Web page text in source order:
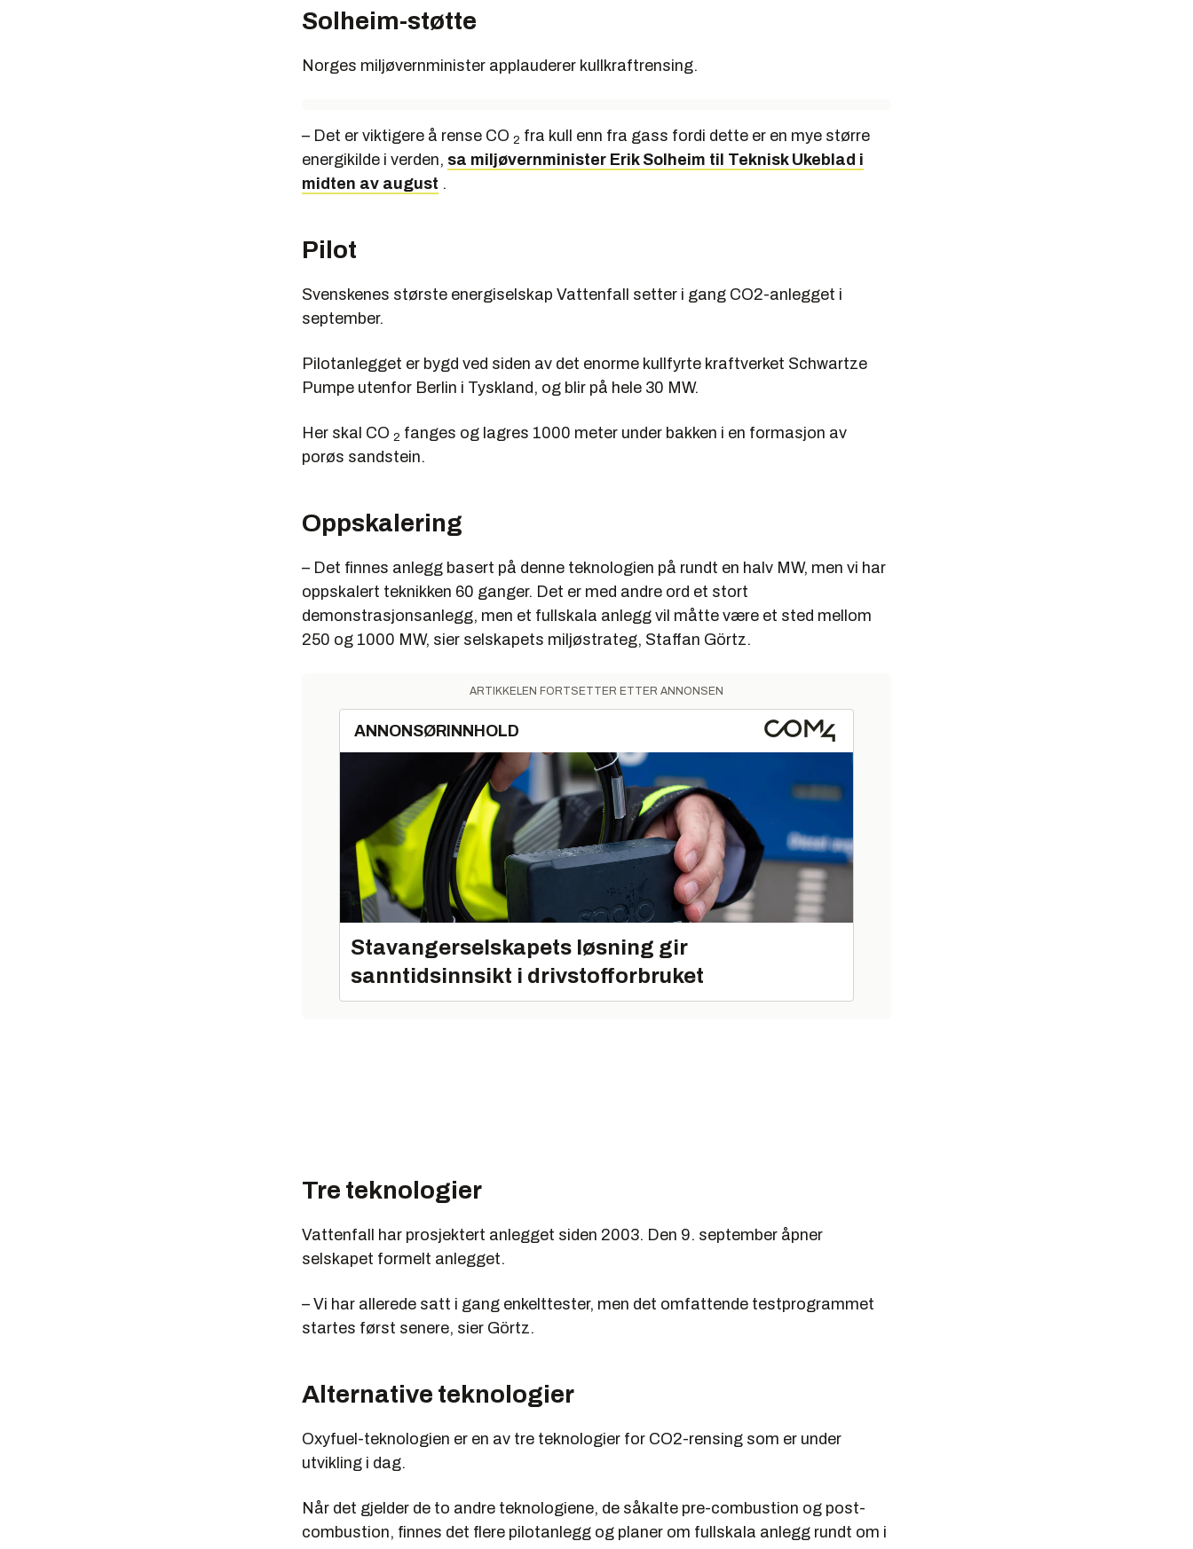
Solheim-støtte
Norges miljøvernminister applauderer kullkraftrensing.
– Det er viktigere å rense CO 2 fra kull enn fra gass fordi dette er en mye større
energikilde i verden, sa miljøvernminister Erik Solheim til Teknisk Ukeblad i
midten av august .
Pilot
Svenskenes største energiselskap Vattenfall setter i gang CO2-anlegget i
september.
Pilotanlegget er bygd ved siden av det enorme kullfyrte kraftverket Schwartze
Pumpe utenfor Berlin i Tyskland, og blir på hele 30 MW.
Her skal CO 2 fanges og lagres 1000 meter under bakken i en formasjon av
porøs sandstein.
Oppskalering
– Det finnes anlegg basert på denne teknologien på rundt en halv MW, men vi har
oppskalert teknikken 60 ganger. Det er med andre ord et stort
demonstrasjonsanlegg, men et fullskala anlegg vil måtte være et sted mellom
250 og 1000 MW, sier selskapets miljøstrateg, Staffan Görtz.
ARTIKKELEN FORTSETTER ETTER ANNONSEN
ANNONSØRINNHOLD
Stavangerselskapets løsning gir
sanntidsinnsikt i drivstofforbruket
Tre teknologier
Vattenfall har prosjektert anlegget siden 2003. Den 9. september åpner
selskapet formelt anlegget.
– Vi har allerede satt i gang enkelttester, men det omfattende testprogrammet
startes først senere, sier Görtz.
Alternative teknologier
Oxyfuel-teknologien er en av tre teknologier for CO2-rensing som er under
utvikling i dag.
Når det gjelder de to andre teknologiene, de såkalte pre-combustion og post-
combustion, finnes det flere pilotanlegg og planer om fullskala anlegg rundt om i